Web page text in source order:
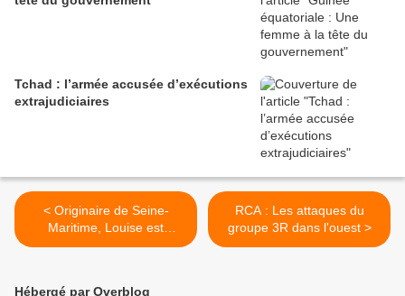
Tchad : l’armée accusée d’exécutions
extrajudiciaires
< Originaire de Seine-
Maritime, Louise est
travailleuse humanitaire en
RCA : Les attaques du
groupe 3R dans l'ouest >
Hébergé par Overblog